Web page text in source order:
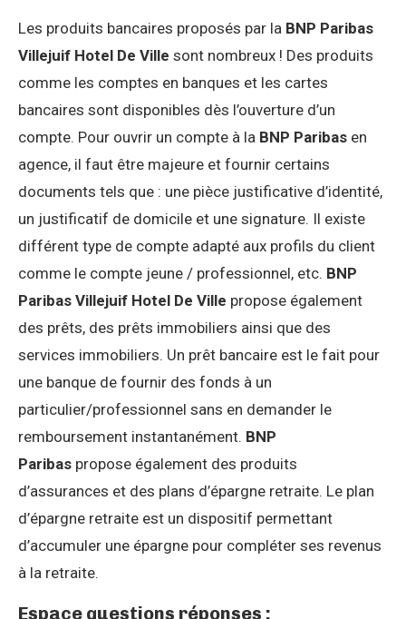
Les produits bancaires proposés par la BNP Paribas
Villejuif Hotel De Ville sont nombreux ! Des produits
comme les comptes en banques et les cartes
bancaires sont disponibles dès l’ouverture d’un
compte. Pour ouvrir un compte à la BNP Paribas en
agence, il faut être majeure et fournir certains
documents tels que : une pièce justificative d’identité,
un justificatif de domicile et une signature. Il existe
différent type de compte adapté aux profils du client
comme le compte jeune / professionnel, etc. BNP
Paribas Villejuif Hotel De Ville propose également
des prêts, des prêts immobiliers ainsi que des
services immobiliers. Un prêt bancaire est le fait pour
une banque de fournir des fonds à un
particulier/professionnel sans en demander le
remboursement instantanément. BNP
Paribas propose également des produits
d’assurances et des plans d’épargne retraite. Le plan
d’épargne retraite est un dispositif permettant
d’accumuler une épargne pour compléter ses revenus
à la retraite.
Espace questions réponses :